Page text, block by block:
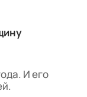
И его